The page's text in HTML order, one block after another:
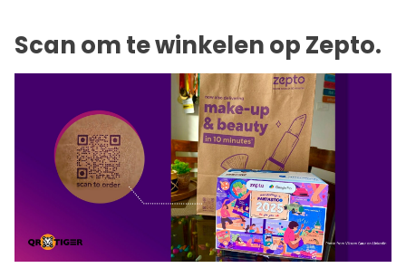
Scan om te winkelen op Zepto.